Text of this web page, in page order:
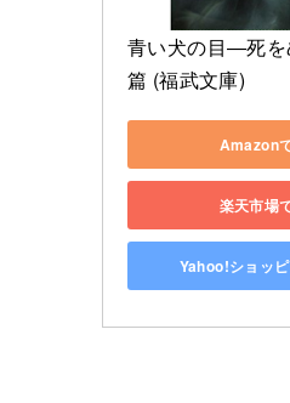
青い犬の目―死を
篇 (福武文庫)
Amazon
楽天市場
Yahoo!ショッ